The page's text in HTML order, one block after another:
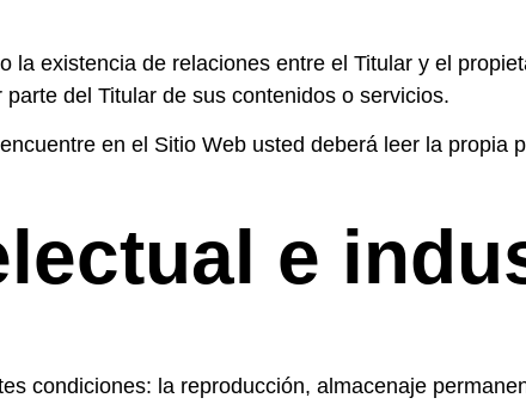
la existencia de relaciones entre el Titular y el
del Titular de sus contenidos o servicios.
en el Sitio Web usted deberá leer la propia
e
condiciones: la reproducción, almacenaje